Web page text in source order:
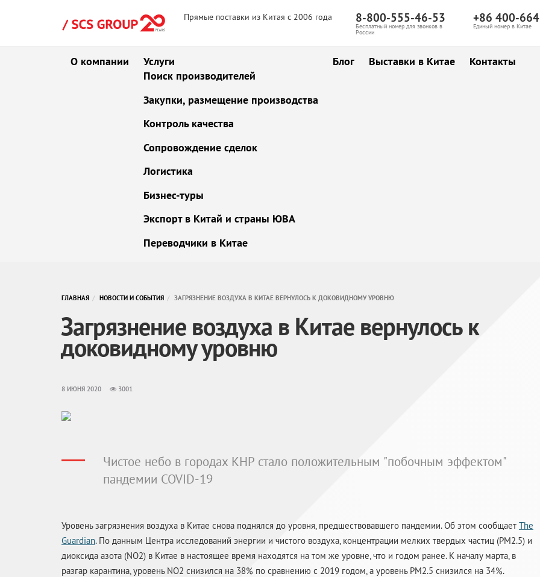
Прямые поставки из Китая с 2006 года 8-800-555-46-53
Бесплатный номер для звонков в
России
+86 400-
Единый номер в Китае
О компании
Услуги
Поиск производителей
Закупки, размещение производства
Контроль качества
Сопровождение сделок
Логистика
Бизнес-туры
Экспорт в Китай и страны ЮВА
Переводчики в Китае
Блог Выставки в Китае Контакты
ГЛАВНАЯ НОВОСТИ И СОБЫТИЯ ЗАГРЯЗНЕНИЕ ВОЗДУХА В КИТАЕ ВЕРНУЛОСЬ К ДОКОВИДНОМУ УРОВНЮ
Загрязнение воздуха в Китае вернулось к
доковидному уровню
8 ИЮНЯ 2020 3001
Чистое небо в городах КНР стало положительным "побочным эффектом"
пандемии COVID-19
Уровень загрязнения воздуха в Китае снова поднялся до уровня, предшествовавшего пандемии. Об этом сообщает The
Guardian. По данным Центра исследований энергии и чистого воздуха, концентрации мелких твердых частиц (PM2.5) и
диоксида азота (NO2) в Китае в настоящее время находятся на том же уровне, что и годом ранее. К началу марта, в
разгар карантина, уровень NO2 снизился на 38% по сравнению с 2019 годом, а уровень PM2.5 снизился на 34%.